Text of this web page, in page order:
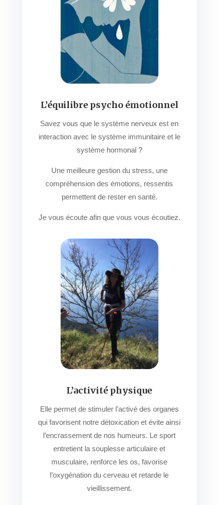
L’équilibre psycho émotionnel
Savez vous que le système nerveux est en
interaction avec le système immunitaire et le
système hormonal ?
Une meilleure gestion du stress, une
compréhension des émotions, ressentis
permettent de rester en santé.
Je vous écoute afin que vous vous écoutiez.
L’activité physique
Elle permet de stimuler l’activé des organes
qui favorisent notre détoxication et évite ainsi
l’encrassement de nos humeurs. Le sport
entretient la souplesse articulaire et
musculaire, renforce les os, favorise
l’oxygénation du cerveau et retarde le
vieillissement.